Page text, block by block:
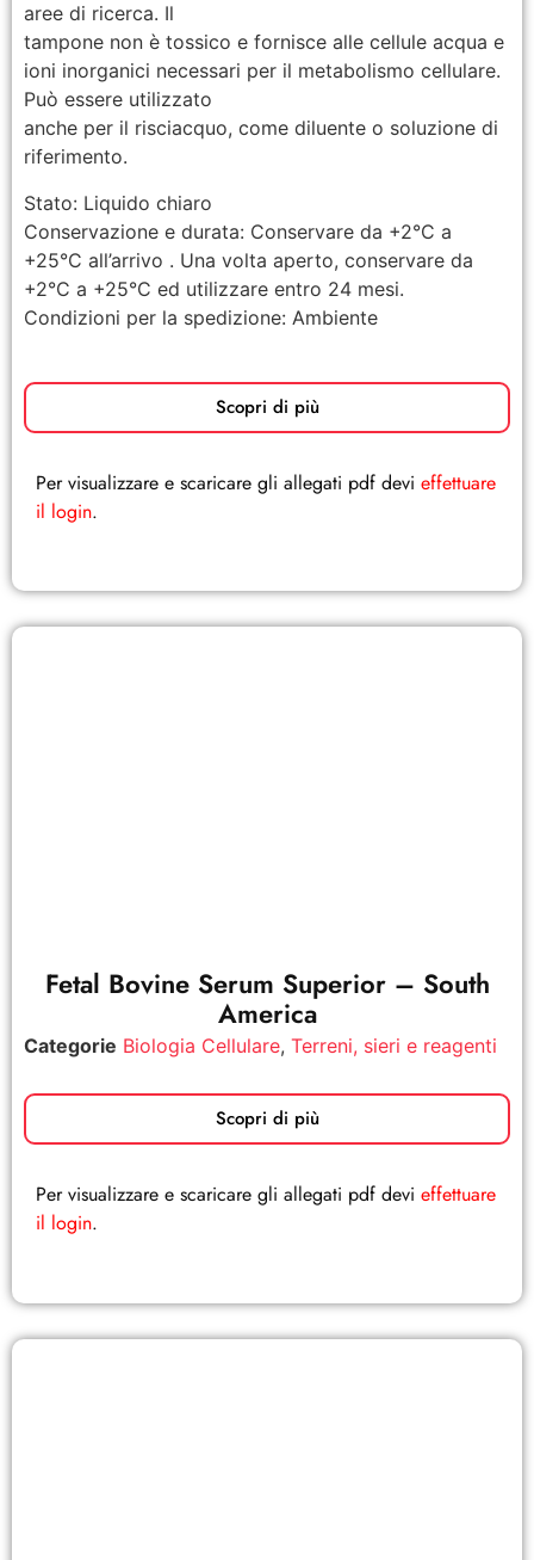
aree di ricerca. Il
tampone non è tossico e fornisce alle cellule acqua e
ioni inorganici necessari per il metabolismo cellulare.
Può essere utilizzato
anche per il risciacquo, come diluente o soluzione di
riferimento.
Stato: Liquido chiaro
Conservazione e durata: Conservare da +2°C a
+25°C all’arrivo . Una volta aperto, conservare da
+2°C a +25°C ed utilizzare entro 24 mesi.
Condizioni per la spedizione: Ambiente
Scopri di più
Per visualizzare e scaricare gli allegati pdf devi effettuare
il login.
Fetal Bovine Serum Superior – South
America
Categorie Biologia Cellulare, Terreni, sieri e reagenti
Scopri di più
Per visualizzare e scaricare gli allegati pdf devi effettuare
il login.